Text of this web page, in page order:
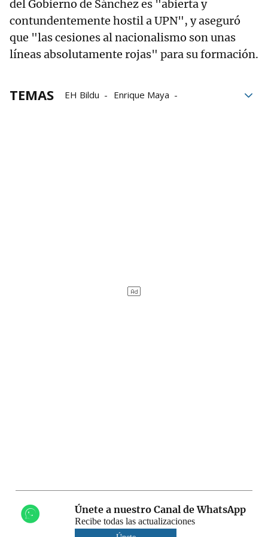
del Gobierno de Sánchez es "abierta y
contundentemente hostil a UPN", y aseguró
que "las cesiones al nacionalismo son unas
líneas absolutamente rojas" para su formación.
TEMAS EH Bildu
Enrique Maya
Únete a nuestro Canal de WhatsApp
Recibe todas las actualizaciones